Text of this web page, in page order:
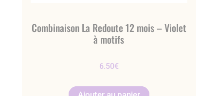
Combinaison La Redoute 12 mois – Violet
à motifs
6.50€